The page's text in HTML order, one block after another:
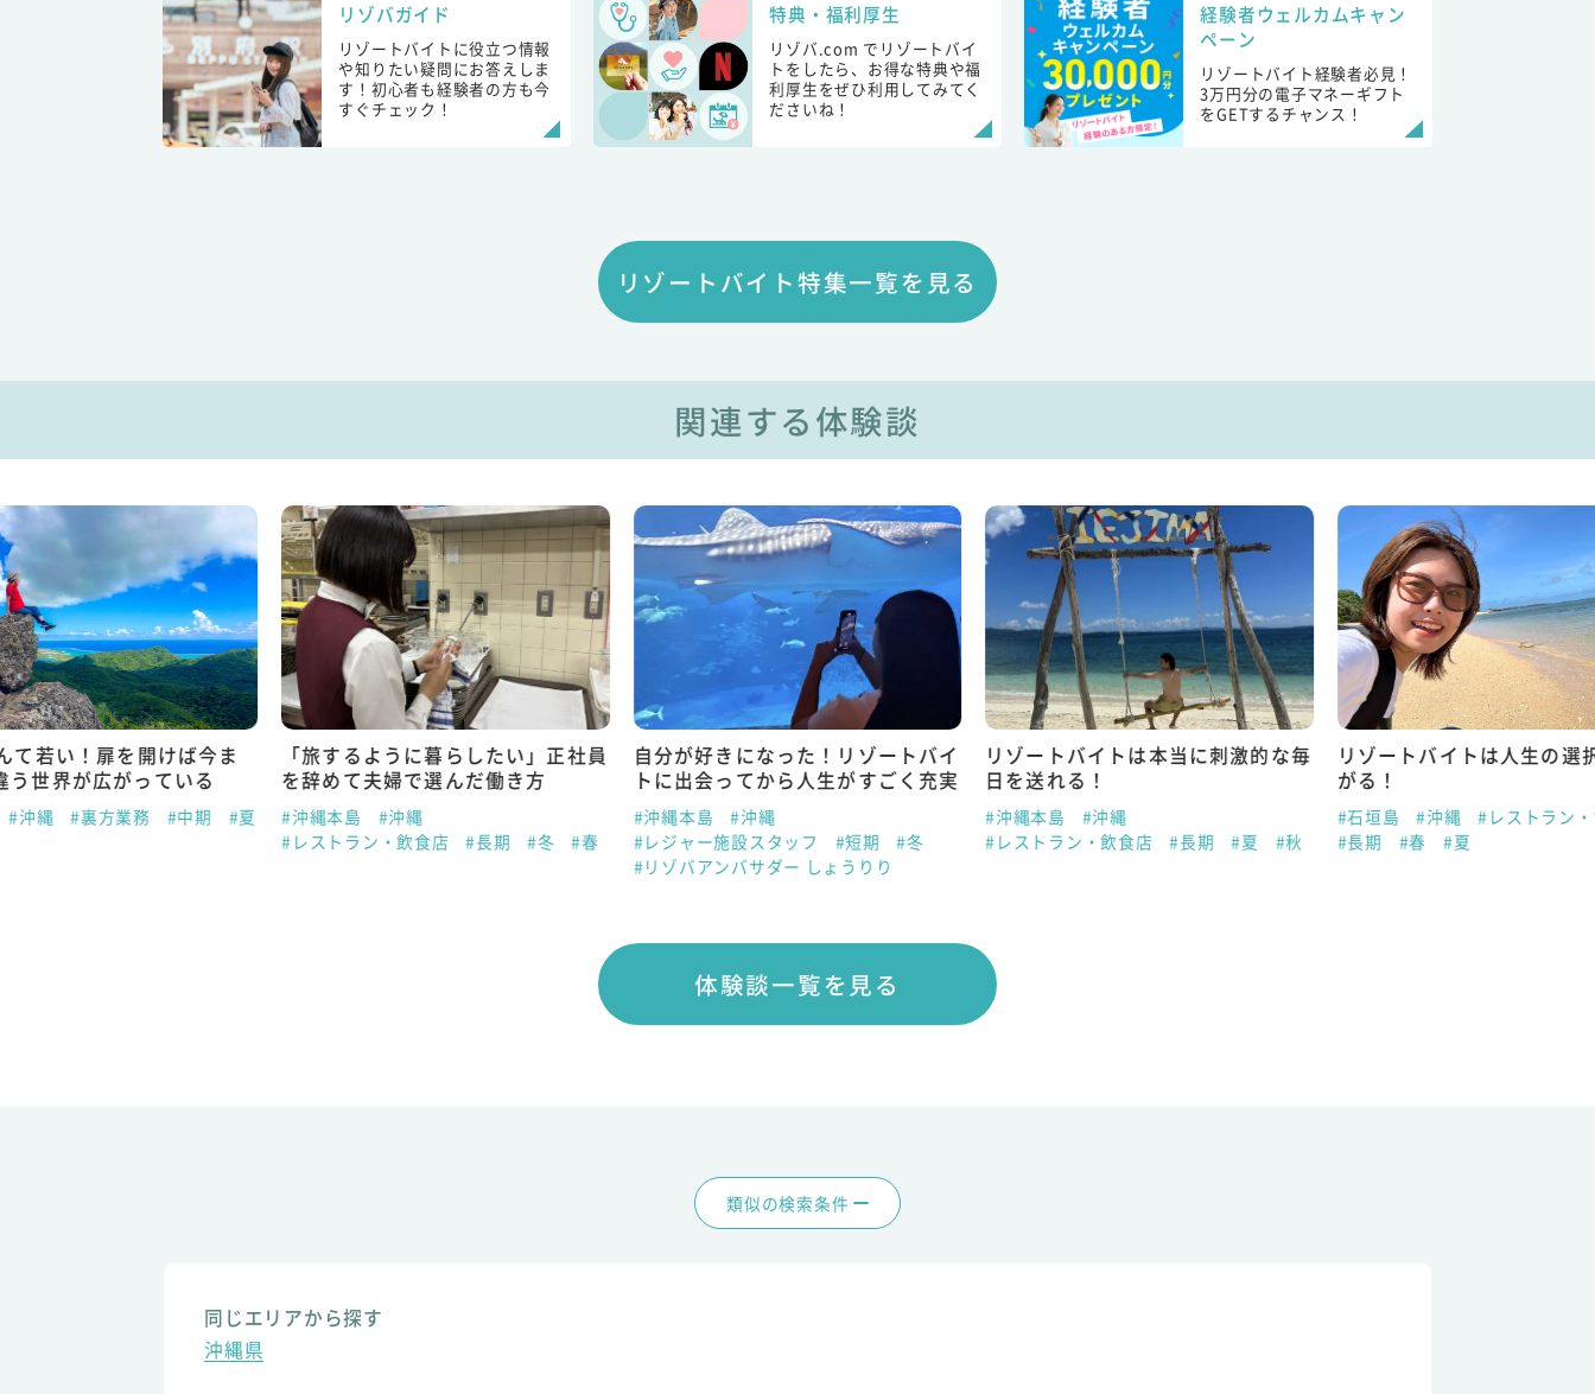
リゾバガイド
リゾートバイトに役立つ情報
や知りたい疑問にお答えしま
す！初心者も経験者の方も今
すぐチェック！
特典・福利厚生
リゾバ.com でリゾートバイ
トをしたら、お得な特典や福
利厚生をぜひ利用してみてく
ださいね！
経験者ウェルカムキャン
ペーン
リゾートバイト経験者必見！
3万円分の電子マネーギフト
をGETするチャンス！
リゾートバイト特集一覧を見る
関連する体験談
て若い！扉を開けば今ま
う世界が広がっている
#沖縄 #裏方業務 #中期 #夏
「旅するように暮らしたい」正社員
を辞めて夫婦で選んだ働き方
#沖縄本島
#沖縄
#レストラン・飲食店
#長期 #冬 #春
自分が好きになった！リゾートバイ
トに出会ってから人生がすごく充実
#沖縄本島
#沖縄
#レジャー施設スタッフ
#短期
#冬
#リゾバアンバサダー しょうりり
リゾートバイトは本当に刺激的な毎
日を送れる！
#沖縄本島
#沖縄
#レストラン・飲食店
#長期 #夏 #秋
リゾートバイトは人生の選
がる！
#石垣島 #沖縄
#レストラン
#長期
#春 #夏
体験談一覧を見る
類似の検索条件
同じエリアから探す
沖縄県